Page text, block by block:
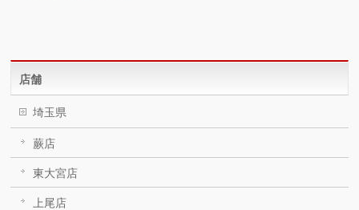
店舗
埼玉県
蕨店
東大宮店
上尾店